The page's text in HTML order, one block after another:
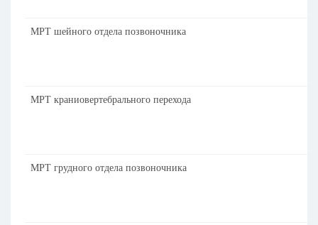
МРТ шейного отдела позвоночника
МРТ краниовертебрального перехода
МРТ грудного отдела позвоночника